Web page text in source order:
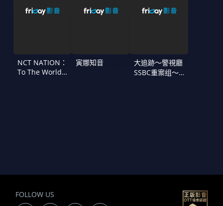
NCT NATION：
To The World
寅娜知音
大追跡〜警視廳
SSBC重案组〜
FOLLOW US